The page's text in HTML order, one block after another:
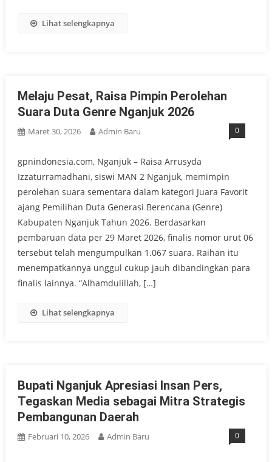
Lihat selengkapnya
Melaju Pesat, Raisa Pimpin Perolehan
Suara Duta Genre Nganjuk 2026
Maret 30, 2026 Admin Baru 0
gpnindonesia.com, Nganjuk – Raisa Arrusyda
Izzaturramadhani, siswi MAN 2 Nganjuk, memimpin
perolehan suara sementara dalam kategori Juara Favorit
ajang Pemilihan Duta Generasi Berencana (Genre)
Kabupaten Nganjuk Tahun 2026. Berdasarkan
pembaruan data per 29 Maret 2026, finalis nomor urut 06
tersebut telah mengumpulkan 1.067 suara. Raihan itu
menempatkannya unggul cukup jauh dibandingkan para
finalis lainnya. “Alhamdulillah, […]
Lihat selengkapnya
Bupati Nganjuk Apresiasi Insan Pers,
Tegaskan Media sebagai Mitra Strategis
Pembangunan Daerah
Februari 10, 2026 Admin Baru 0